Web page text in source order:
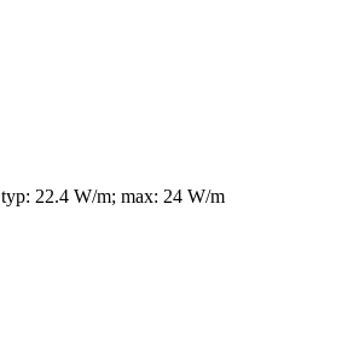
typ: 22.4 W/m; max: 24 W/m